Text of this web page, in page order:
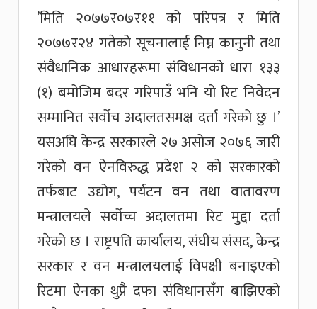
’मिति २०७७र०७र११ को परिपत्र र मिति
२०७७र२४ गतेको सूचनालाई निम्न कानुनी तथा
संवैधानिक आधारहरूमा संविधानको धारा १३३
(१) बमोजिम बदर गरिपाउँ भनि यो रिट निवेदन
सम्मानित सर्वोच अदालतसमक्ष दर्ता गरेको छु ।’
यसअघि केन्द्र सरकारले २७ असोज २०७६ जारी
गरेको वन ऐनविरुद्ध प्रदेश २ को सरकारको
तर्फबाट उद्योग, पर्यटन वन तथा वातावरण
मन्त्रालयले सर्वोच्च अदालतमा रिट मुद्दा दर्ता
गरेको छ । राष्ट्रपति कार्यालय, संघीय संसद, केन्द्र
सरकार र वन मन्त्रालयलाई विपक्षी बनाइएको
रिटमा ऐनका थुप्रै दफा संविधानसँग बाझिएको